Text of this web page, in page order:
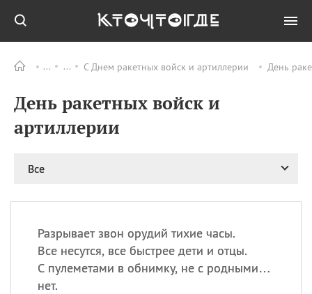
С Днем ракетных войск и артиллерии День
День ракетных войск и
артиллерии
Все
Разрывает звон орудий тихие часы.
Все несутся, все быстрее дети и отцы.
С пулеметами в обнимку, не с родными…
нет.
ПРАЗДНИКИ Все
11.08 Рождество святителя
праздник
12.08
День
Военно‑воздушных сил
(День ВВС) РФ